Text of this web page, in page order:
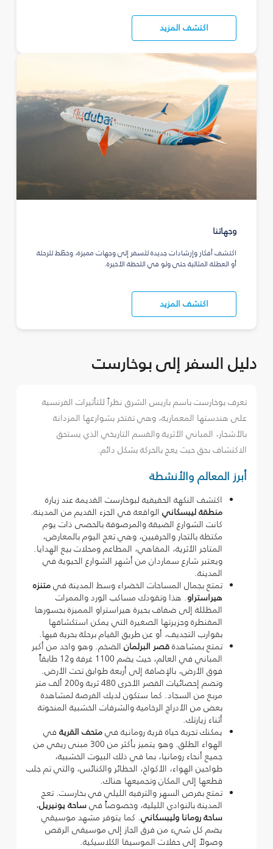
اكتشف المزيد
وجهاتنا
اكتشف أفكار وإرشادات جديدة للسفر إلى وجهات مميزة، وخطّط للرحلة
أو العطلة المثالية حتى ولو في اللحظة الأخيرة.
اكتشف المزيد
دليل السفر إلى بوخارست
تعرف بوخارست باسم باريس الشرق نظراً للتأثيرات الفرنسية
على هندستها المعمارية، وهي تفتخر بشوارعها المزدانة
بالأشجار، المباني الأثرية والقسم التاريخي الذي يستحق
الاكتشاف بحق حيث يعج بالحركة بشكل دائم.
أبرز المعالم والأنشطة
اكتشف النكهة الحقيقية لبوخارست القديمة عند زيارة
منطقة ليبسكانيالواقعة في الجزء القديم من المدينة.
كانت الشوارع الضيقة والمرصوفة بالحصى ذات يوم
مكتظة بالتجار والحرفيين، وهي تعج اليوم بالمعارض،
المتاجر الأثرية، المقاهي، المطاعم ومحلات بيع الهدايا.
ويعتبر شارع سماردان من أشهر الشوارع الحيوية في
المدينة.
تمتع بجمال المساحات الخضراء وسط المدينة فيمتنزه
هيراستراو. هذا وتقودك مساكب الورد والممرات
المظللة إلى ضفاف بحيرة هيراستراو المميزة بجسورها
المقنطرة وجزيرتها الصغيرة التي يمكن استكشافها
بقوارب التجديف، أو عن طريق القيام برحلة بحرية فيها.
تمتع بمشاهدةقصر البرلمانالضخم. وهو واحد من أكبر
المباني في العالم، حيث يضم 1100 غرفة و12 طابقاً
فوق الأرض، بالإضافة إلى أربعة طوابق تحت الأرض.
وتضم إحصائيات القصر الأخرى 480 ثرية و200 ألف متر
مربع من السجاد. كما ستكون لديك الفرصة لمشاهدة
بعض من الأدراج الرخامية والشرفات الخشبية المنحوتة
أثناء زيارتك.
يمكنك تجربة حياة قرية رومانية فيمتحف القريةفي
الهواء الطلق. وهو يتميز بأكثر من 300 مبنى ريفي من
جميع أنحاء رومانيا، بما في ذلك البيوت الخشبية،
طواحين الهواء، الأكواخ، الحظائر والكنائس، والتي تم جلب
قطعها إلى المكان وتجميعها هناك.
تمتع بفرص السهر والترفيه الليلي في بخارست. تعج
المدينة بالنوادي الليلية، وخصوصاً فيساحة يونيريل،
ساحة رومانا وليبسكاني. كما يتوفر مشهد موسيقي
يضم كل شيء من فرق الجاز إلى موسيقى الرقص
وصولاً إلى حفلات الموسيقا الكلاسيكية.